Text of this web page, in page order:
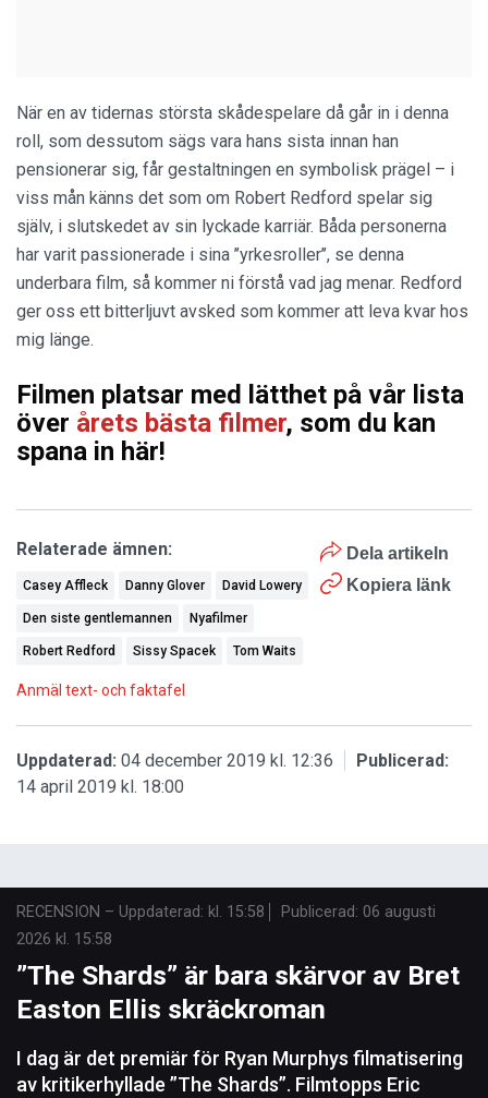
När en av tidernas största skådespelare då går in i denna
roll, som dessutom sägs vara hans sista innan han
pensionerar sig, får gestaltningen en symbolisk prägel – i
viss mån känns det som om Robert Redford spelar sig
själv, i slutskedet av sin lyckade karriär. Båda personerna
har varit passionerade i sina ’’yrkesroller’’, se denna
underbara film, så kommer ni förstå vad jag menar. Redford
ger oss ett bitterljuvt avsked som kommer att leva kvar hos
mig länge.
Filmen platsar med lätthet på vår lista
över årets bästa filmer, som du kan
spana in här!
Dela artikeln
Kopiera länk
Relaterade ämnen:
Casey Affleck Danny Glover David Lowery
Den siste gentlemannen Nyafilmer
Robert Redford Sissy Spacek Tom Waits
Anmäl text- och faktafel
Uppdaterad: 04 december 2019 kl. 12:36
Publicerad:
14 april 2019 kl. 18:00
RECENSION – Uppdaterad: kl. 15:58 Publicerad: 06 augusti
2026 kl. 15:58
”The Shards” är bara skärvor av Bret
Easton Ellis skräckroman
I dag är det premiär för Ryan Murphys filmatisering
av kritikerhyllade ”The Shards”. Filmtopps Eric